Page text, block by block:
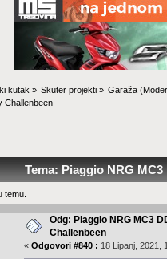
kutak » Skuter projekti» Garaža
Challenbeen
Tema: Piaggio NRG MC3
temu.
Odg: Piaggio NRG MC3
Challenbeen
« Odgovori #840 : 18 Lipanj, 2021,